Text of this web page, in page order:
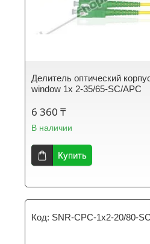
Делитель оптический
window 1х 2-35/65-SC/APC
6 360 ₸
В наличии
Купить
SNR-CPC-1x2-20/80-